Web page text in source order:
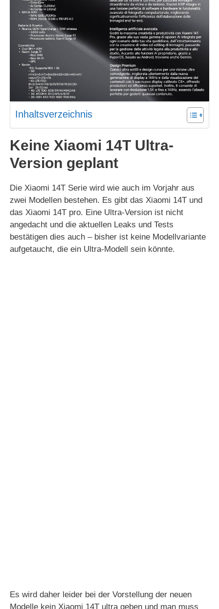
Inhaltsverzeichnis
Keine Xiaomi 14T Ultra-
Version geplant
Die Xiaomi 14T Serie wird wie auch im Vorjahr aus
zwei Modellen bestehen. Es gibt das Xiaomi 14T und
das Xiaomi 14T pro. Eine Ultra-Version ist nicht
angedacht und die aktuellen Leaks und Tests
bestätigen dies auch – bisher ist keine Modellvariante
aufgetaucht, die ein Ultra-Modell sein könnte.
Es wird daher leider bei der Vorstellung der neuen
Modelle kein Xiaomi 14T ultra geben und man muss